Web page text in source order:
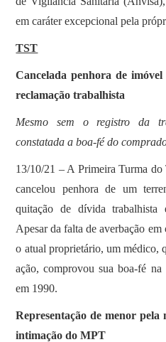
em caráter excepcional pela
TST
Cancelada penhora de
reclamação trabalhista
Mesmo sem o registro da
constatada a boa-fé do
13/10/21 – A Primeira Turma
cancelou penhora de um
quitação de dívida
Apesar da falta de averbação
o atual proprietário, um médico,
ação, comprovou sua boa-fé
em 1990.
Representação de menor pela
intimação do MPT